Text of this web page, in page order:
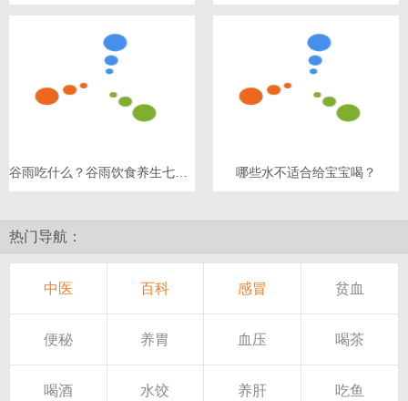
哪些水不适合给宝宝喝？
热门导航：
中医 百科 感冒 贫血
便秘 养胃 血压 喝茶
喝酒 水饺 养肝 吃鱼